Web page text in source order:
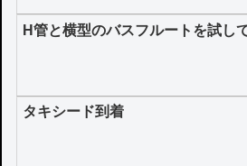
H管と横型のバスフルートを試し
タキシード到着